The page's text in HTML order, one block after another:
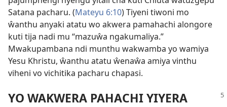
Satana pacharu. (Mateyu 6:10) Tiyeni tiwoni mo
ŵanthu anyaki atatu wo akwera pamahachi alongore
kuti tija nadi mu “mazuŵa ngakumaliya.”
Mwakupambana ndi munthu wakwamba yo wamiya
Yesu Khristu, ŵanthu atatu ŵenaŵa amiya vinthu
viheni vo vichitika pacharu chapasi.
YO WAKWERA PAHACHI YIYERA